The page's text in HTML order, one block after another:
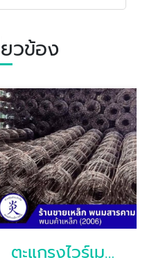
วข้อง
ตะแกรงไวร์เมชราคาส่ง